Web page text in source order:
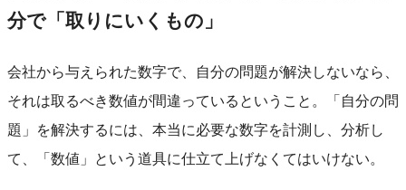
分で「取りにいくもの」
会社から与えられた数字で、自分の問題が解決しないなら、
それは取るべき数値が間違っているということ。「自分の問
題」を解決するには、本当に必要な数字を計測し、分析し
て、「数値」という道具に仕立て上げなくてはいけない。